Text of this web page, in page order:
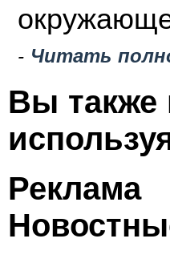
- Читать
Вы также
Реклама